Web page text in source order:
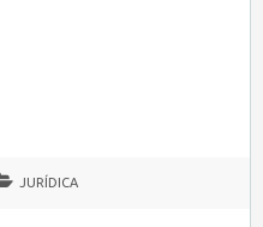
JURÍDICA